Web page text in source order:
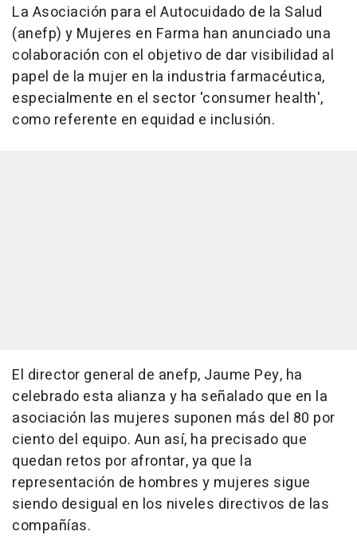
La Asociación para el Autocuidado de la Salud
(anefp) y Mujeres en Farma han anunciado una
colaboración con el objetivo de dar visibilidad al
papel de la mujer en la industria farmacéutica,
especialmente en el sector 'consumer health',
como referente en equidad e inclusión.
El director general de anefp, Jaume Pey, ha
celebrado esta alianza y ha señalado que en la
asociación las mujeres suponen más del 80 por
ciento del equipo. Aun así, ha precisado que
quedan retos por afrontar, ya que la
representación de hombres y mujeres sigue
siendo desigual en los niveles directivos de las
compañías.